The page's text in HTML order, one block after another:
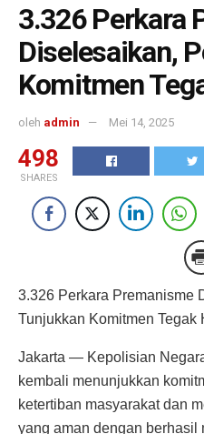
3.326 Perkara
Diselesaikan,
Komitmen
oleh admin Mei 14, 2025
498
SHARES
3.326 Perkara Premanisme
Tunjukkan Komitmen Tegak
Jakarta — Kepolisian
kembali menunjukkan
ketertiban masyarakat dan
yang aman dengan berhasil